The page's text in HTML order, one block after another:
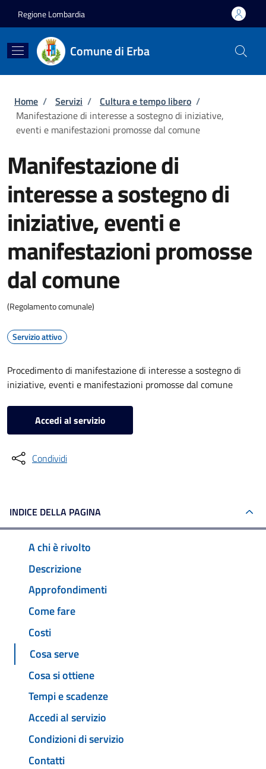
Regione Lombardia
Comune di Erba
Briciole di pane
Home / Servizi / Cultura e tempo libero /
Manifestazione di interesse a sostegno di iniziative,
eventi e manifestazioni promosse dal comune
Manifestazione di
interesse a sostegno di
iniziative, eventi e
manifestazioni promosse
dal comune
(Regolamento comunale)
Servizio attivo
Procedimento di manifestazione di interesse a sostegno di
iniziative, eventi e manifestazioni promosse dal comune
Accedi al servizio
Condividi
INDICE DELLA PAGINA
A chi è rivolto
Descrizione
Approfondimenti
Come fare
Costi
Cosa serve
Cosa si ottiene
Tempi e scadenze
Accedi al servizio
Condizioni di servizio
Contatti